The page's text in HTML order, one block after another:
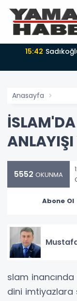
15:42
Anasayfa
5552 OKUNMA
Abone Ol
slam inancında
dini imtiyazlara